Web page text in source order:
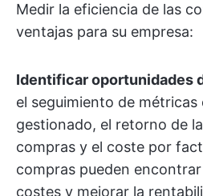
Medir la eficiencia de las
ventajas para su empresa:
Identificar oportunidades
el seguimiento de métricas
gestionado, el retorno de
compras y el coste por
compras pueden
costes y mejorar la